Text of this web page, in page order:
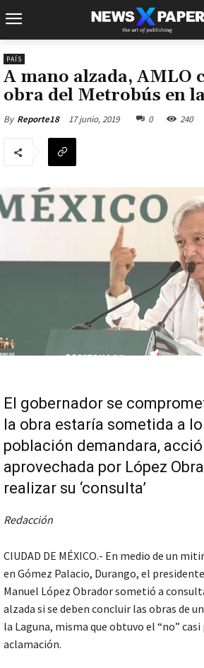
PAÍS
A mano alzada, AMLO
obra del Metrobús en
By Reporte18 17 junio, 2019 0 240
El gobernador se
la obra estaría sometida a
población demandara,
aprovechada por López
realizar su ‘consulta’
Redacción
CIUDAD DE MÉXICO.- En medio de un
en Gómez Palacio, Durango, el
Manuel López Obrador sometió a
alzada si se deben concluir las obras de
la Laguna, misma que obtuvo el “no” casi
aclamación.